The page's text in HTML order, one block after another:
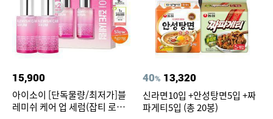
15,900
아이소이 [단독물량/최저가]블
레미쉬 케어 업 세럼(잡티 로즈
40% 13,320
신라면10입 +안성탕면5입 +짜
파게티5입 (총 20봉)